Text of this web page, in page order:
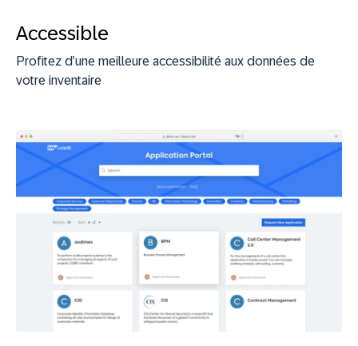
Accessible
Profitez d’une meilleure accessibilité aux données de
votre inventaire